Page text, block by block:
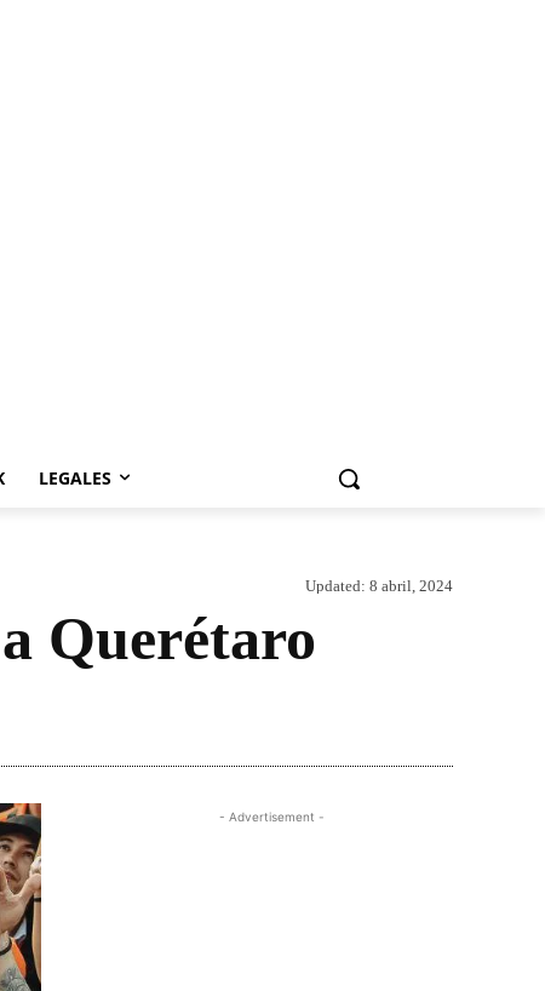
LEGALES
Updated: 8 abril, 2024
Querétaro
- Advertisement -